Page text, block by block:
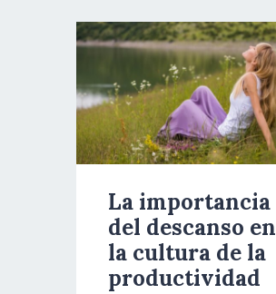
La importancia
del descanso en
la cultura de la
productividad